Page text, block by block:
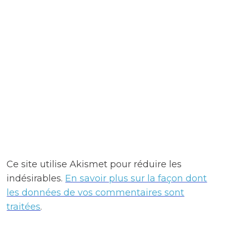
Ce site utilise Akismet pour réduire les
indésirables. En savoir plus sur la façon dont
les données de vos commentaires sont
traitées.